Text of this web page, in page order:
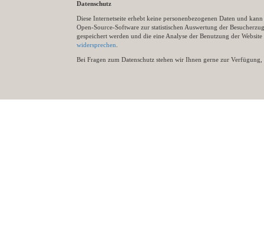
Datenschutz
Diese Internetseite erhebt keine personenbezogenen Daten und
Open-Source-Software zur statistischen Auswertung der
gespeichert werden und die eine Analyse der Benutzung der
widersprechen
Bei Fragen zum Datenschutz stehen wir Ihnen gerne zur